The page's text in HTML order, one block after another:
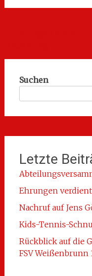
Suchen
Letzte
Ehrungen
Nachruf auf Jens
Kids-Tennis-
Rückblick auf die
FSV Weißenbrunn